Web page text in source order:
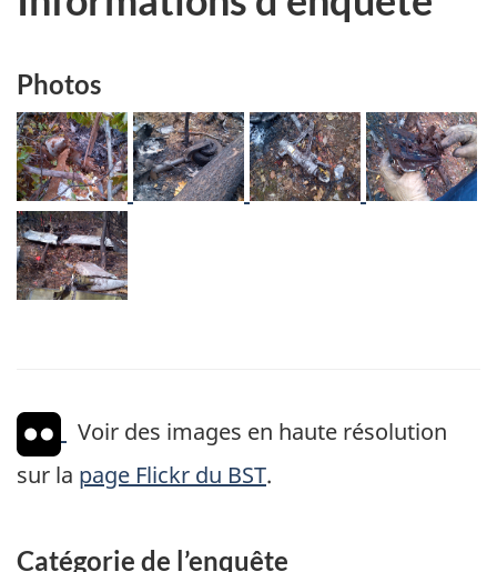
Photos
Image Image Image Image
Image
Voir des images en haute résolution
sur la page Flickr du BST.
Catégorie de l’enquête